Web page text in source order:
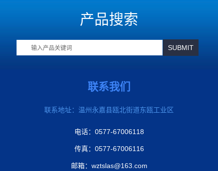
产品搜索
联系我们
联系地址：温州永嘉县瓯北街道东瓯工业区
电话：0577-67006118
传真：0577-67006116
邮箱： wztslas@163.com